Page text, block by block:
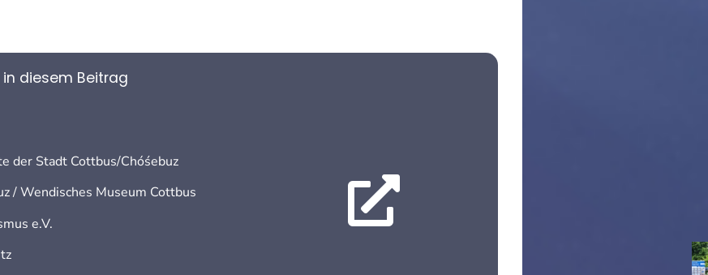
in diesem Beitrag
der Stadt Cottbus/Chóśebuz
/ Wendisches Museum Cottbus
e.V.